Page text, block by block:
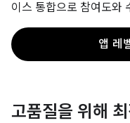
이스 통합으로 참여도와
앱 레
고품질을 위해